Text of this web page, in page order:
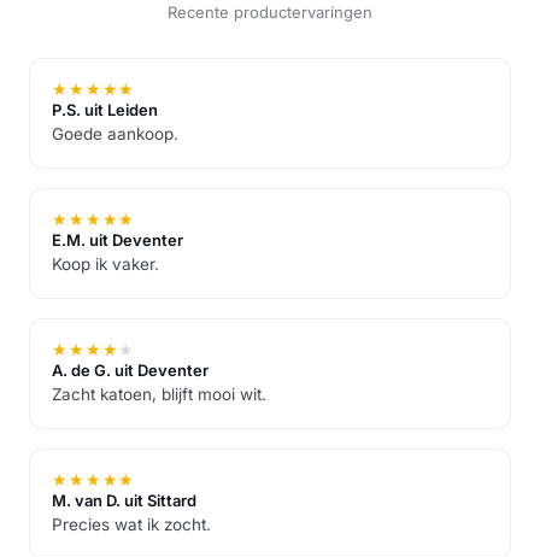
Recente productervaringen
★★★★★
P.S. uit Leiden
Goede aankoop.
★★★★★
E.M. uit Deventer
Koop ik vaker.
★★★★★
A. de G. uit Deventer
Zacht katoen, blijft mooi wit.
★★★★★
M. van D. uit Sittard
Precies wat ik zocht.